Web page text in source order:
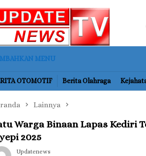
MENU
OTOMOTIF Berita Olahraga
Lainnya
Warga Binaan Lapas Kediri
2025
Updatenews